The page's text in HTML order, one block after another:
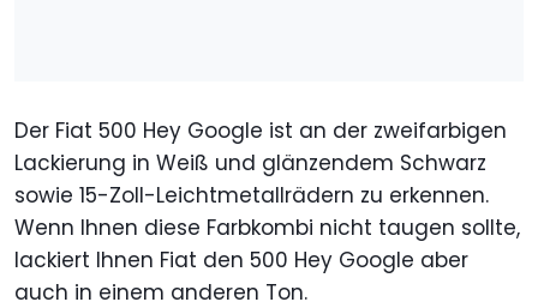
Der Fiat 500 Hey Google ist an der zweifarbigen
Lackierung in Weiß und glänzendem Schwarz
sowie 15-Zoll-Leichtmetallrädern zu erkennen.
Wenn Ihnen diese Farbkombi nicht taugen sollte,
lackiert Ihnen Fiat den 500 Hey Google aber
auch in einem anderen Ton.